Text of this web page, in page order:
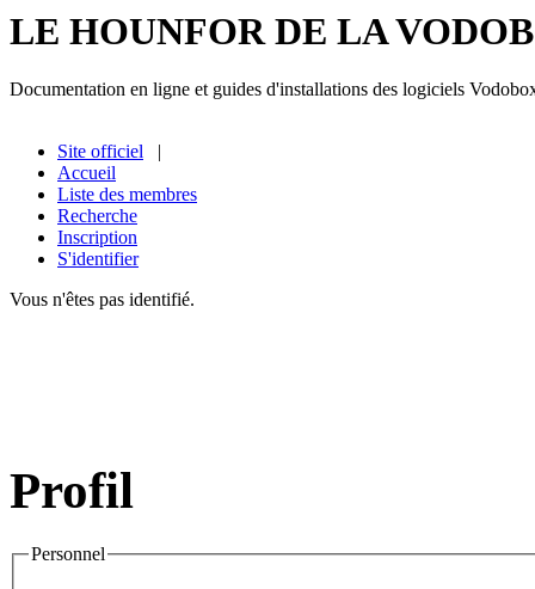
LE HOUNFOR DE LA
Documentation en ligne et guides d'installations des logiciels
Site officiel |
Accueil
Liste des membres
Recherche
Inscription
S'identifier
Vous n'êtes pas identifié.
Profil
Personnel